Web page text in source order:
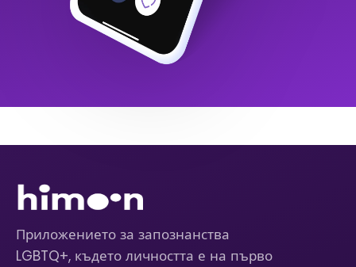
Приложението за запознанства
LGBTQ+, където личността е на първо